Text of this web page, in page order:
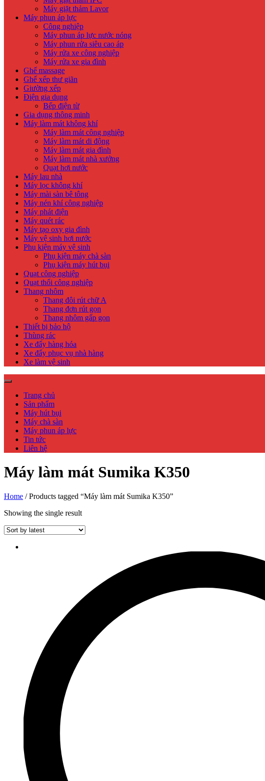
Máy giặt thảm Lavor
Máy phun áp lực
Công nghiệp
Máy phun áp lực nước nóng
Máy phun rửa siêu cao áp
Máy rửa xe công nghiệp
Máy rửa xe gia đình
Ghế massage
Ghế xếp thư giãn
Giường xếp
Điện gia dụng
Bếp điện từ
Gia dụng thông minh
Máy làm mát không khí
Máy làm mát công nghiệp
Máy làm mát di động
Máy làm mát gia đình
Máy làm mát nhà xưởng
Quạt hơi nước
Máy lau nhà
Máy lọc không khí
Máy mài sàn bê tông
Máy nén khí công nghiệp
Máy phát điện
Máy quét rác
Máy tạo oxy gia đình
Máy vệ sinh hơi nước
Phụ kiện máy vệ sinh
Phụ kiện máy chà sàn
Phụ kiện máy hút bụi
Quạt công nghiệp
Quạt thổi công nghiệp
Thang nhôm
Thang đôi rút chữ A
Thang đơn rút gọn
Thang nhôm gấp gọn
Thiết bị bảo hộ
Thùng rác
Xe đẩy hàng hóa
Xe đẩy phục vụ nhà hàng
Xe làm vệ sinh
Trang chủ
Sản phẩm
Máy hút bụi
Máy chà sàn
Máy phun áp lực
Tin tức
Liên hệ
Máy làm mát Sumika K350
Home / Products tagged “Máy làm mát Sumika K350”
Showing the single result